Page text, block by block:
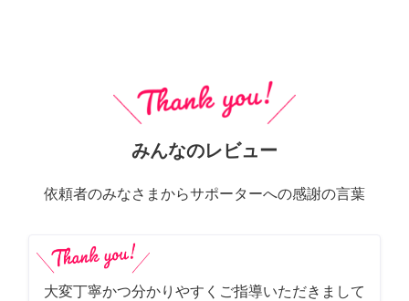
みんなのレビュー
依頼者のみなさまからサポーターへの感謝の言葉
大変丁寧かつ分かりやすくご指導いただきまして